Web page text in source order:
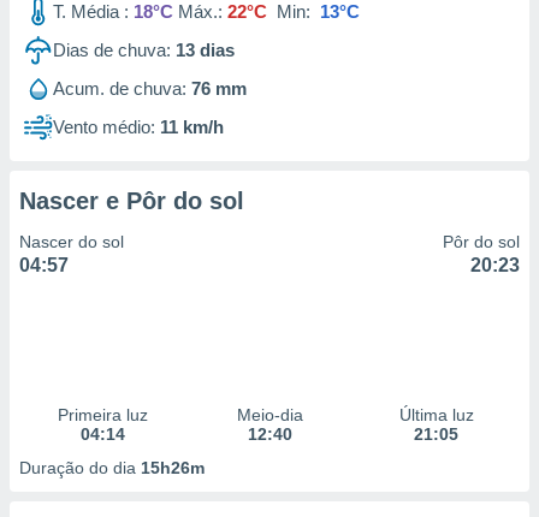
T. Média : 18°C Máx.: 22°C Min: 13°C
Dias de chuva: 13 dias
Acum. de chuva: 76 mm
Vento médio: 11 km/h
Nascer e Pôr do sol
Nascer do sol
04:57
Pôr do sol
20:23
Primeira luz
04:14
Meio-dia
12:40
Última luz
21:05
Duração do dia 15h26m